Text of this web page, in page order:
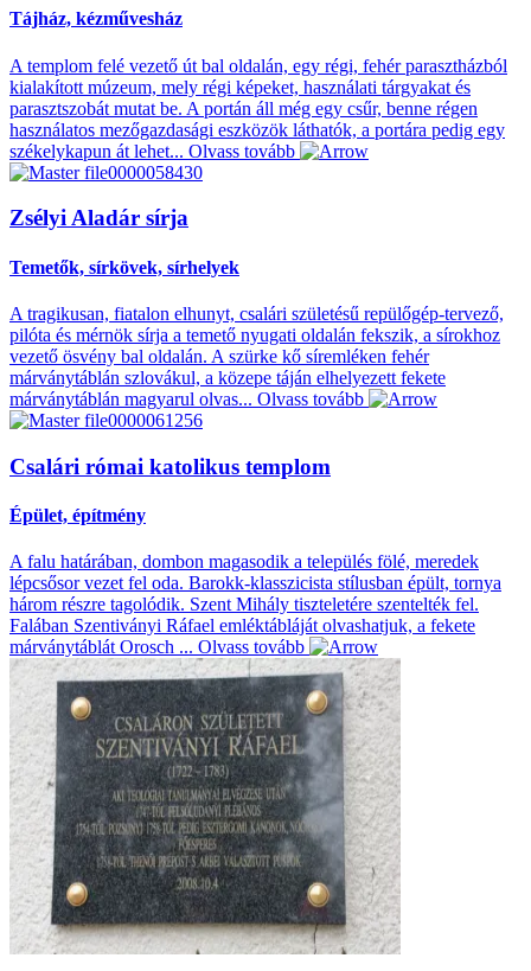
Tájház, kézművesház
A templom felé vezető út bal oldalán, egy régi, fehér parasztházból
kialakított múzeum, mely régi képeket, használati tárgyakat és
parasztszobát mutat be. A portán áll még egy csűr, benne régen
használatos mezőgazdasági eszközök láthatók, a portára pedig egy
székelykapun át lehet... Olvass tovább
Zsélyi Aladár sírja
Temetők, sírkövek, sírhelyek
A tragikusan, fiatalon elhunyt, csalári születésű repülőgép-tervező,
pilóta és mérnök sírja a temető nyugati oldalán fekszik, a sírokhoz
vezető ösvény bal oldalán. A szürke kő síremléken fehér
márványtáblán szlovákul, a közepe táján elhelyezett fekete
márványtáblán magyarul olvas... Olvass tovább
Csalári római katolikus templom
Épület, építmény
A falu határában, dombon magasodik a település fölé, meredek
lépcsősor vezet fel oda. Barokk-klasszicista stílusban épült, tornya
három részre tagolódik. Szent Mihály tiszteletére szentelték fel.
Falában Szentiványi Ráfael emléktábláját olvashatjuk, a fekete
márványtáblát Orosch ... Olvass tovább